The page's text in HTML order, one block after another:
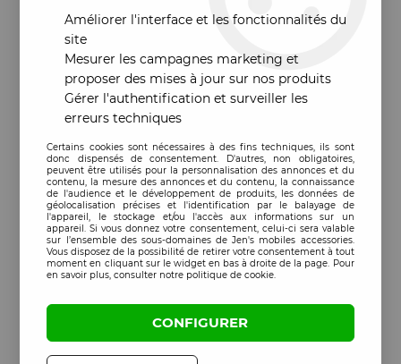
Améliorer l'interface et les fonctionnalités du
site
Mesurer les campagnes marketing et
proposer des mises à jour sur nos produits
Gérer l'authentification et surveiller les
erreurs techniques
Certains cookies sont nécessaires à des fins techniques, ils sont
donc dispensés de consentement. D'autres, non obligatoires,
peuvent être utilisés pour la personnalisation des annonces et du
contenu, la mesure des annonces et du contenu, la connaissance
de l'audience et le développement de produits, les données de
géolocalisation précises et l'identification par le balayage de
l'appareil, le stockage et/ou l'accès aux informations sur un
appareil. Si vous donnez votre consentement, celui-ci sera valable
sur l’ensemble des sous-domaines de Jen's mobiles accessories.
Vous disposez de la possibilité de retirer votre consentement à tout
moment en cliquant sur le widget en bas à droite de la page. Pour
en savoir plus, consulter notre politique de cookie.
CONFIGURER